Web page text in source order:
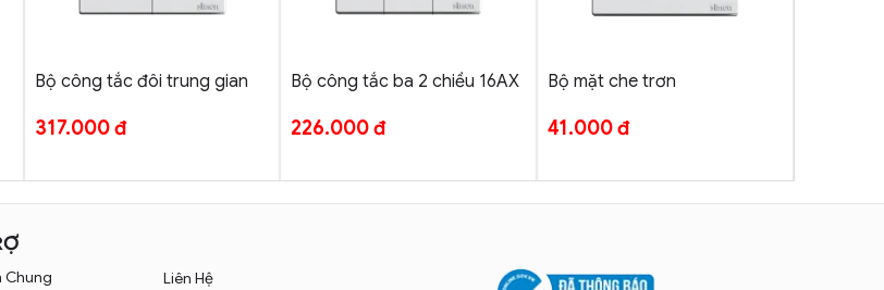
Bộ công tắc đôi trung gian
317.000đ
Bộ công tắc ba 2 chiều 16AX
226.000đ
Bộ mặt che trơn
41.000đ
Chung
Liên Hệ